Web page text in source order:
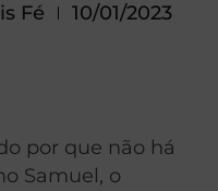
Fé 10/01/2023
por que não há
Samuel, o